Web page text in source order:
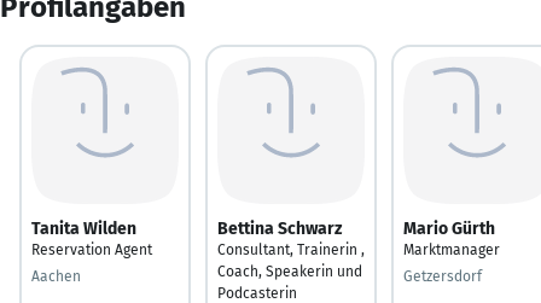
Tanita Wilden
Reservation Agent
Aachen
Bettina Schwarz
Consultant, Trainerin ,
Coach, Speakerin und
Podcasterin
Mario Gürth
Marktmanager
Getzersdorf